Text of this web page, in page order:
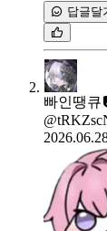
답글달
빠인땡큐